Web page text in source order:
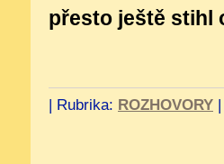
přesto ještě stihl
| Rubrika: ROZHOVORY